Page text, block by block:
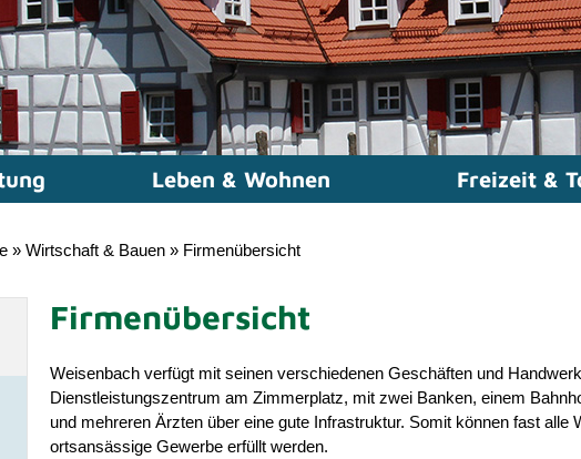
Leben & Wohnen Freizeit &
» Wirtschaft & Bauen » Firmenübersicht
Firmenübersicht
Weisenbach verfügt mit seinen verschiedenen Geschäften und
Dienstleistungszentrum am Zimmerplatz, mit zwei Banken, einem
und mehreren Ärzten über eine gute Infrastruktur. Somit können fast alle
ortsansässige Gewerbe erfüllt werden.